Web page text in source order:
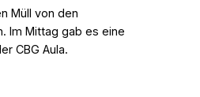
Müll von den
Im Mittag gab es eine
CBG Aula.